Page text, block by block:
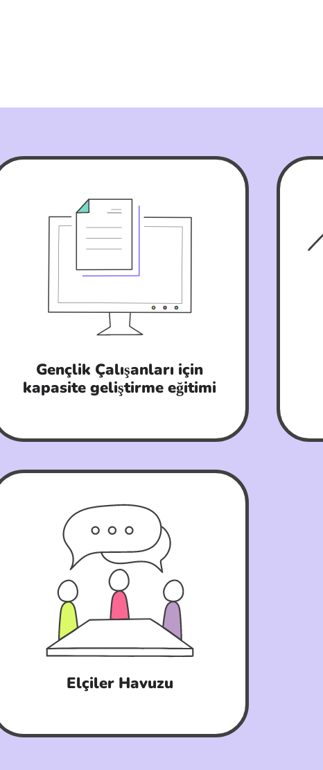
Gençlik Çalışanları için
kapasite geliştirme eğitimi
Elçiler Havuzu